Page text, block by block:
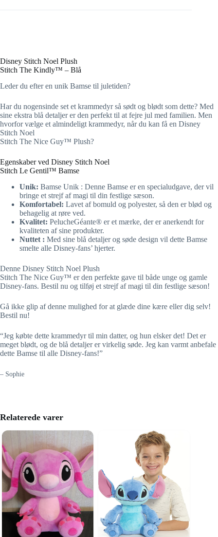
Disney Stitch Noel Plush
Stitch The Kindly™ – Blå
Leder du efter en unik Bamse til juletiden?
Har du nogensinde set et krammedyr så sødt og blødt som dette? Med
sine ekstra blå detaljer er den perfekt til at fejre jul med familien. Men
hvorfor vælge et almindeligt krammedyr, når du kan få en Disney
Stitch Noel
Stitch The Nice Guy™ Plush?
Egenskaber ved Disney Stitch Noel
Stitch Le Gentil™ Bamse
Unik: Bamse Unik : Denne Bamse er en specialudgave, der vil
bringe et strejf af magi til din festlige sæson.
Komfortabel: Lavet af bomuld og polyester, så den er blød og
behagelig at røre ved.
Kvalitet: PelucheGéante® er et mærke, der er anerkendt for
kvaliteten af sine produkter.
Nuttet : Med sine blå detaljer og søde design vil dette Bamse
smelte alle Disney-fans’ hjerter.
Denne Disney Stitch Noel Plush
Stitch The Nice Guy™ er den perfekte gave til både unge og gamle
Disney-fans. Bestil nu og tilføj et strejf af magi til din festlige sæson!
Gå ikke glip af denne mulighed for at glæde dine kære eller dig selv!
Bestil nu!
“Jeg købte dette krammedyr til min datter, og hun elsker det! Det er
meget blødt, og de blå detaljer er virkelig søde. Jeg kan varmt anbefale
dette Bamse til alle Disney-fans!”
– Sophie
Relaterede varer